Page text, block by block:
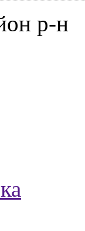
р-н